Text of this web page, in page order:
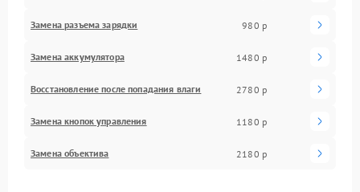
Замена разъема зарядки 980 р
Замена аккумулятора 1480 р
Восстановление после попадания влаги 2780 р
Замена кнопок управления 1180 р
Замена объектива 2180 р